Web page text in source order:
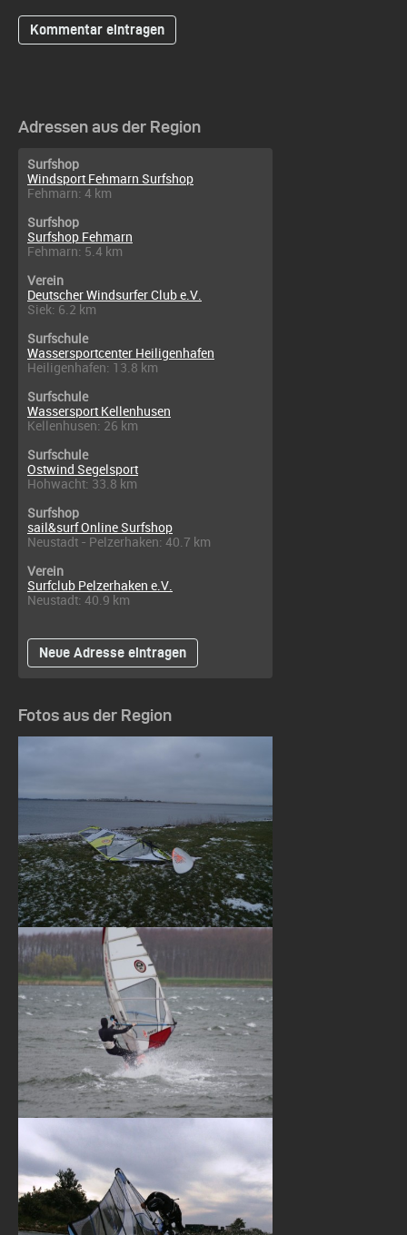
Adressen aus der Region
Surfshop
Windsport Fehmarn Surfshop
Fehmarn: 4 km
Surfshop
Surfshop Fehmarn
Fehmarn: 5.4 km
Verein
Deutscher Windsurfer Club e.V.
Siek: 6.2 km
Surfschule
Wassersportcenter Heiligenhafen
Heiligenhafen: 13.8 km
Surfschule
Wassersport Kellenhusen
Kellenhusen: 26 km
Surfschule
Ostwind Segelsport
Hohwacht: 33.8 km
Surfshop
sail&surf Online Surfshop
Neustadt - Pelzerhaken: 40.7 km
Verein
Surfclub Pelzerhaken e.V.
Neustadt: 40.9 km
Neue Adresse eintragen
Fotos aus der Region